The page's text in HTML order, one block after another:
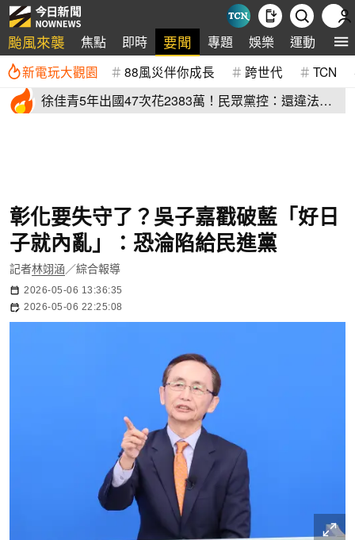
颱風來襲 焦點 即時 要聞 專題 娛樂 運動 全
新電玩大觀園 88風災伴你成長 跨世代 TCN
徐佳青5年出國47次花2383萬！民眾黨控：還違法帶
彰化要失守了？吳子嘉戳破藍「好日
子就內亂」：恐淪陷給民進黨
記者林翊涵 ／綜合報導
2026-05-06 13:36:35
2026-05-06 22:25:08